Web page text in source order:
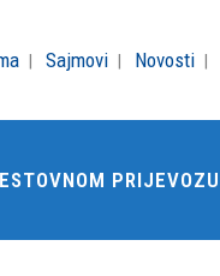
Sajmovi Novosti